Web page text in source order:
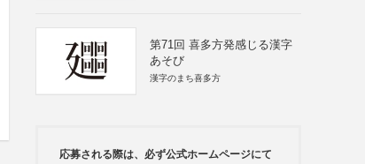
第71回 喜多方発感じる漢字
あそび
漢字のまち喜多方
応募される際は、必ず公式ホームページにて